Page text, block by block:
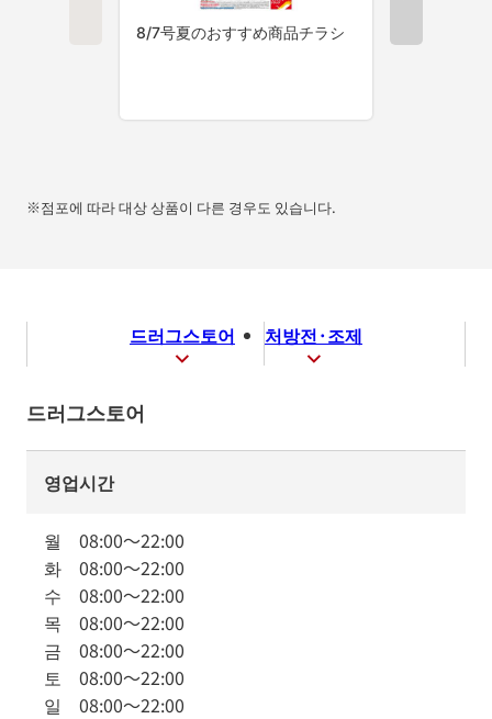
※점포에 따라 대상 상품이 다른 경우도 있습니다.
드러그스토어 처방전·조제
드러그스토어
영업시간
월 08:00～22:00
화 08:00～22:00
수 08:00～22:00
목 08:00～22:00
금 08:00～22:00
토 08:00～22:00
일 08:00～22:00